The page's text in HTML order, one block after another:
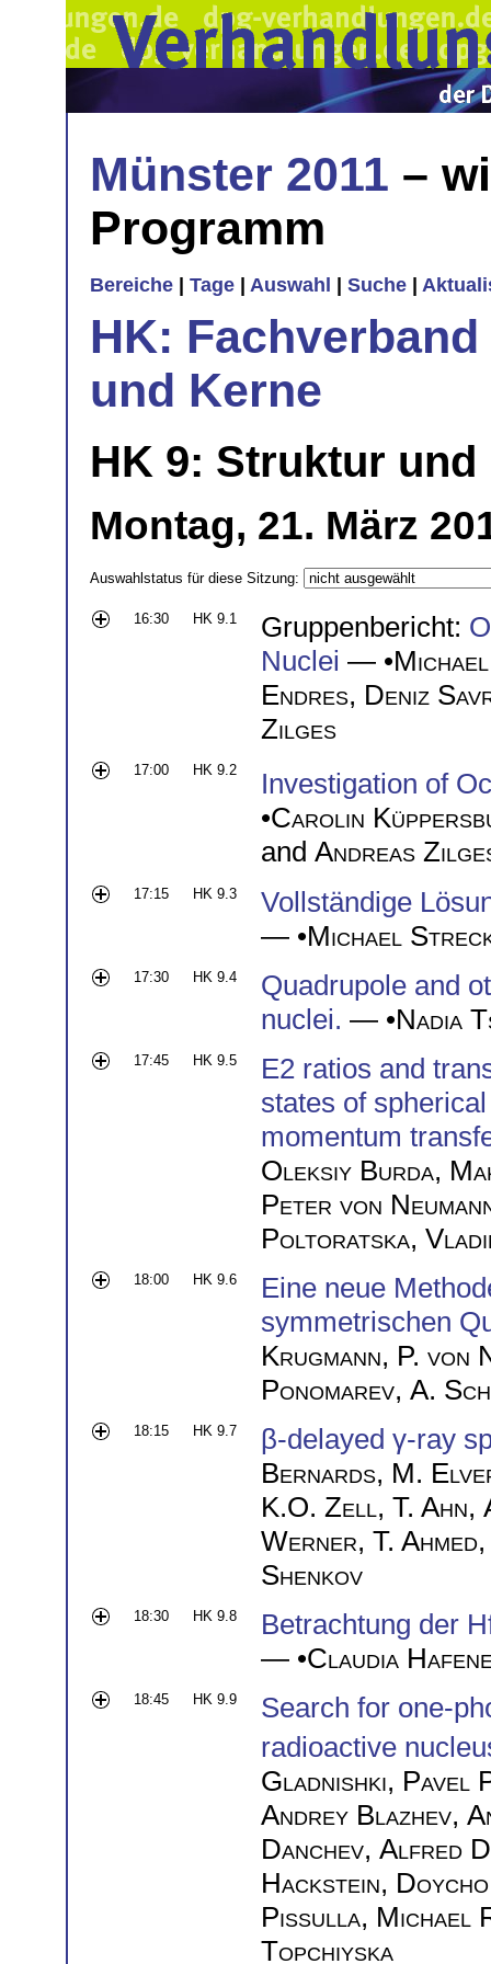
Münster 2011 –
Programm
Bereiche Tage Auswahl Suche
HK:
und Kerne
HK 9: Struktur
Montag, 21. März
Auswahlstatus für diese Sitzung:
16:30 HK 9.1 Gruppenbericht:
Nuclei — •
Endres, Deniz
Zilges
17:00 HK 9.2
Investigation of
•Carolin
and Andreas
17:15 HK 9.3
Vollständige
— •Michael
17:30 HK 9.4
Quadrupole and
nuclei. — •Nadia
17:45 HK 9.5
E2 ratios and
states of
momentum
Oleksiy Burda,
Peter von
Poltoratska,
18:00 HK 9.6
Eine neue
symmetrischen
Krugmann, P. von
Ponomarev, A.
18:15 HK 9.7
β-delayed γ-ray
Bernards, M.
K.O. Zell, T. Ahn,
Werner, T. Ahmed
Shenkov
18:30 HK 9.8
Betrachtung der
— •Claudia
18:45 HK 9.9
Search for one-
radioactive
Gladnishki, Pavel
Andrey Blazhev,
Danchev, Alfred
Hackstein,
Pissulla, Michael
Topchiyska